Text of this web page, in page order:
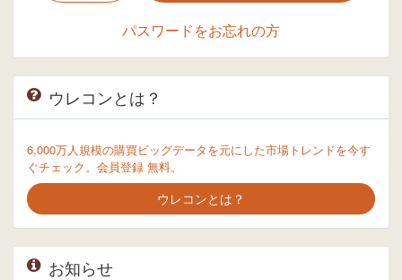
パスワードをお忘れの方
ウレコンとは？
6,000万人規模の購買ビッグデータを元にした市場トレンドを今す
ぐチェック。会員登録 無料。
ウレコンとは？
お知らせ